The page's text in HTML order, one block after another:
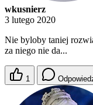
wkusnierz
3 lutego 2020
Nie byloby taniej
za niego nie da...
1